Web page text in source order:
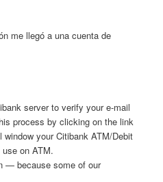
me llegó a una cuenta de
server to verify your e-mail
process by clicking on the link
your Citibank ATM/Debit
on ATM.
— because some of our